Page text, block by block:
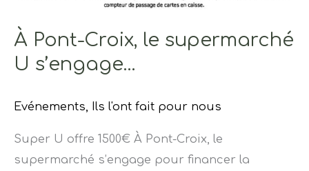
À Pont-Croix, le supermarché
U s’engage…
Evénements, Ils l'ont fait pour nous
Super U offre 1500€ À Pont-Croix, le
supermarché s’engage pour financer la